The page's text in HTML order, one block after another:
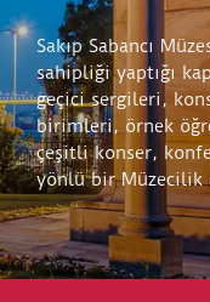
Sakıp Sabancı
sahipliği yaptığı
geçici sergileri,
birimleri, örnek
çeşitli konser,
yönlü bir Müzecilik